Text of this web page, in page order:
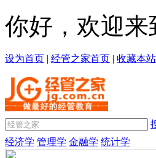
你好，欢迎来
设为首页 | 经管之家首页 | 收藏本站
经济学 管理学 金融学 统计学